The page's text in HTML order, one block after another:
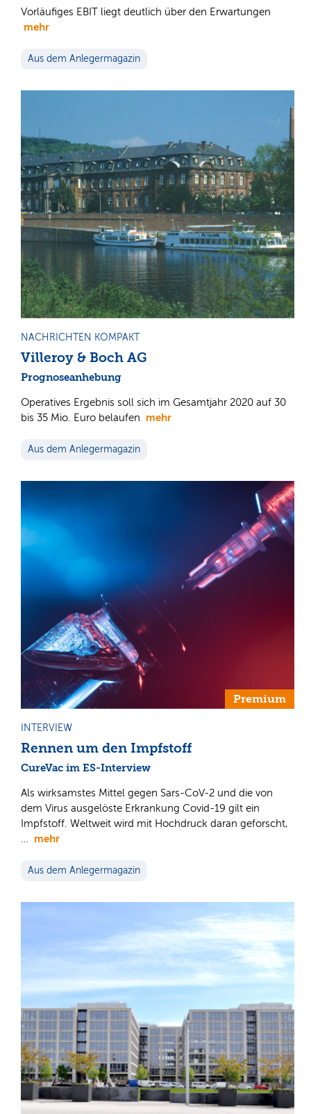
Vorläufiges EBIT liegt deutlich über den Erwartungen
mehr
Aus dem Anlegermagazin
NACHRICHTEN KOMPAKT
Villeroy & Boch AG
Prognoseanhebung
Operatives Ergebnis soll sich im Gesamtjahr 2020 auf 30
bis 35 Mio. Euro belaufen mehr
Aus dem Anlegermagazin
Premium
INTERVIEW
Rennen um den Impfstoff
CureVac im ES-Interview
Als wirksamstes Mittel gegen Sars-CoV-2 und die von
dem Virus ausgelöste Erkrankung Covid-19 gilt ein
Impfstoff. Weltweit wird mit Hochdruck daran geforscht,
… mehr
Aus dem Anlegermagazin